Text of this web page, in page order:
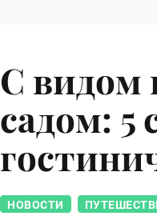
С видом
садом: 5
НОВОСТИ